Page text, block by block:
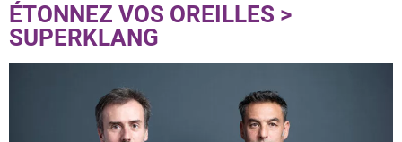
ÉTONNEZ VOS OREILLES >
SUPERKLANG